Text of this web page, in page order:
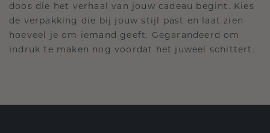
doos die het verhaal van jouw cadeau begint. Kies
de verpakking die bij jouw stijl past en laat zien
hoeveel je om iemand geeft. Gegarandeerd om
indruk te maken nog voordat het juweel schittert.